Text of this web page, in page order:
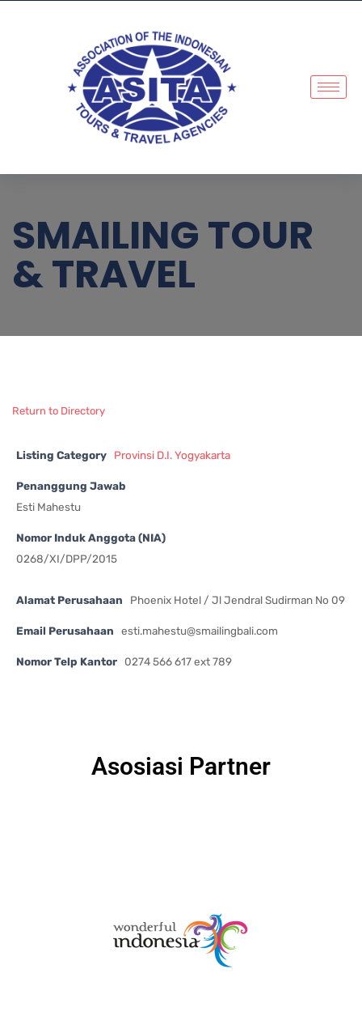
SMAILING TOUR
& TRAVEL
Return to Directory
Listing Category Provinsi D.I. Yogyakarta
Penanggung Jawab
Esti Mahestu
Nomor Induk Anggota (NIA)
0268/XI/DPP/2015
Alamat Perusahaan Phoenix Hotel / Jl Jendral Sudirman No 09
Email Perusahaan esti.mahestu@smailingbali.com
Nomor Telp Kantor 0274 566 617 ext 789
Asosiasi Partner